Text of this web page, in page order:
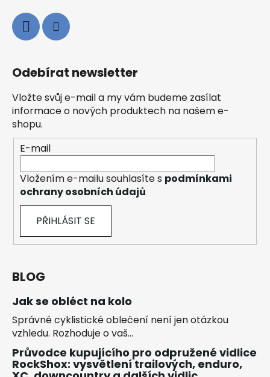
Odebírat newsletter
Vložte svůj e-mail a my vám budeme zasílat
informace o nových produktech na našem e-
shopu.
E-mail
Vložením e-mailu souhlasíte s podmínkami
ochrany osobních údajů
PŘIHLÁSIT SE
BLOG
Jak se obléct na kolo
Správné cyklistické oblečení není jen otázkou
vzhledu. Rozhoduje o vaš...
Průvodce kupujícího pro odpružené vidlice
RockShox: vysvětlení trailových, enduro,